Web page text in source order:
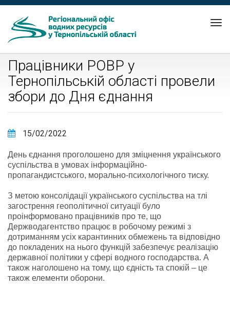
Працівники РОВР у
Тернопільській області провели
збори до Дня єднання
15/02/2022
День єднання проголошено для зміцнення українського
суспільства в умовах інформаційно-
пропагандистського, морально-психологічного тиску.
З метою консолідації українського суспільства на тлі
загострення геополітичної ситуації було
проінформовано працівників про те, що
Держводагентство працює в робочому режимі з
дотриманням усіх карантинних обмежень та відповідно
до покладених на нього функцій забезпечує реалізацію
державної політики у сфері водного господарства. А
також наголошено на тому, що єдність та спокій – це
також елементи оборони.